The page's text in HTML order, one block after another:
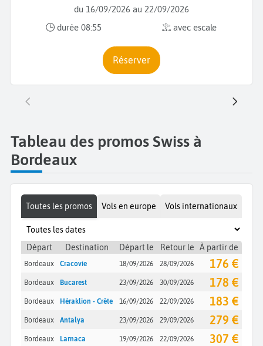
du 16/09/2026 au 22/09/2026
durée 08:55
avec escale
Réserver
Tableau des promos Swiss à
Bordeaux
Toutes les promos Vols en europe Vols internationaux
Départ Destination Départ le Retour le À partir de
Bordeaux Cracovie 18/09/2026 28/09/2026 176 €
Bordeaux Bucarest 23/09/2026 30/09/2026 178 €
Bordeaux Héraklion - Crête 16/09/2026 22/09/2026 183 €
Bordeaux Antalya 23/09/2026 29/09/2026 279 €
Bordeaux Larnaca 19/09/2026 22/09/2026 307 €